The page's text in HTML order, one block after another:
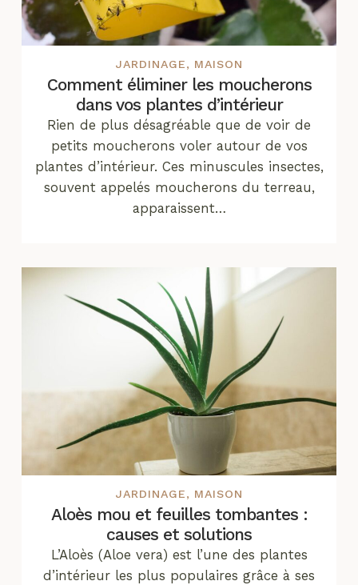
JARDINAGE, MAISON
Comment éliminer les moucherons
dans vos plantes d’intérieur
Rien de plus désagréable que de voir de
petits moucherons voler autour de vos
plantes d’intérieur. Ces minuscules insectes,
souvent appelés moucherons du terreau,
apparaissent…
JARDINAGE, MAISON
Aloès mou et feuilles tombantes :
causes et solutions
L’Aloès (Aloe vera) est l’une des plantes
d’intérieur les plus populaires grâce à ses